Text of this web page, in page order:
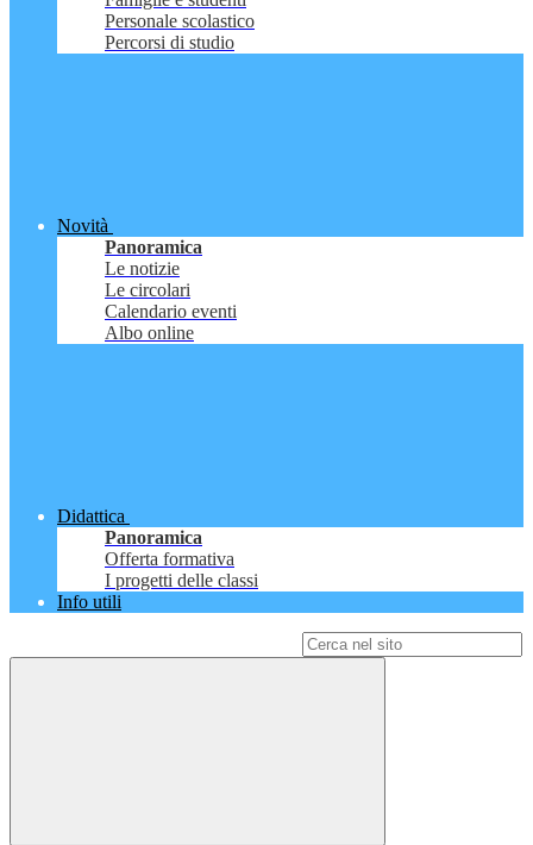
Personale scolastico
Percorsi di studio
Novità
Panoramica
Le notizie
Le circolari
Calendario eventi
Albo online
Didattica
Panoramica
Offerta formativa
I progetti delle classi
Info utili